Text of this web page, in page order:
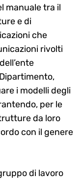
manuale tra il
e di
che
rivolti
i modelli degli
per le
da loro
con il genere
di lavoro